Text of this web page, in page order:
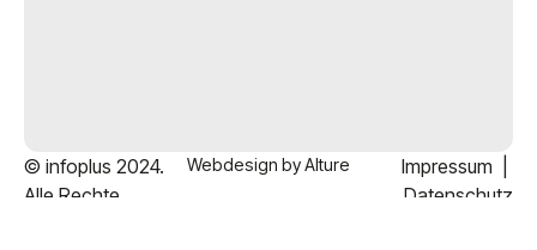
© infoplus 2024.
Alle Rechte
Webdesign by Alture Impressum
Datenschutz